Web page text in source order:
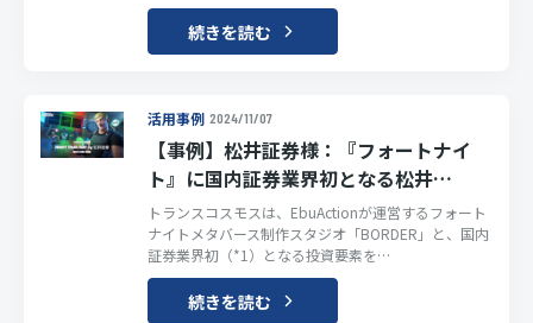
続きを読む
活用事例 2024/11/07
【事例】松井証券様：『フォートナイ
ト』に国内証券業界初となる松井…
トランスコスモスは、EbuActionが運営するフォート
ナイトメタバース制作スタジオ「BORDER」と、国内
証券業界初（*1）となる投資要素を…
続きを読む